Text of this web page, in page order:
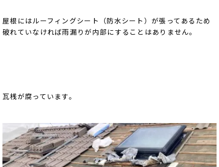
屋根にはルーフィングシート（防水シート）が張ってあるため
破れていなければ雨漏りが内部にすることはありません。
瓦桟が腐っています。